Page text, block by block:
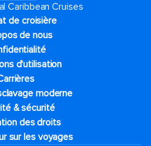
Caribbean Cruises
de croisière
de nous
d'utilisation
moderne
& sécurité
des droits
sur les voyages